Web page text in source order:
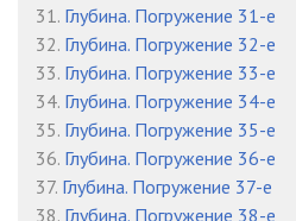
31. Глубина. Погружение 31-е
32. Глубина. Погружение 32-е
33. Глубина. Погружение 33-е
34. Глубина. Погружение 34-е
35. Глубина. Погружение 35-е
36. Глубина. Погружение 36-е
37. Глубина. Погружение 37-е
38. Глубина. Погружение 38-е